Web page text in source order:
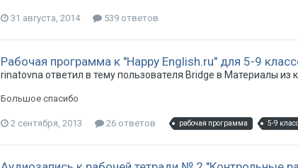
31 августа, 2014 539 ответов
Рабочая программа к "Happy English.ru" для 5-9
rinatovna ответил в тему пользователя Bridge в Материалы из
Большое спасибо
2 сентября, 2013 26 ответов рабочая программа 5-9